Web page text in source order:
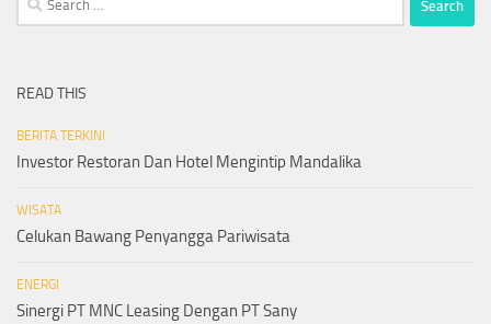
for:
READ THIS
BERITA TERKINI
Investor Restoran Dan Hotel Mengintip Mandalika
WISATA
Celukan Bawang Penyangga Pariwisata
ENERGI
Sinergi PT MNC Leasing Dengan PT Sany